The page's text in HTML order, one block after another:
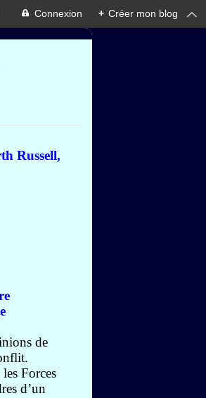
Connexion + Créer mon blog
Russell,
de
Forces
d’un